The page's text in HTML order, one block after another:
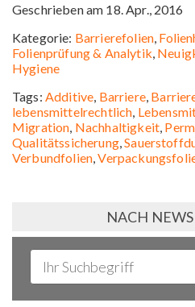
Geschrieben am 18. Apr., 2016
Kategorie: Barrierefolien,
Folienprüfung & Analytik,
Hygiene
Tags: Additive, Barriere,
lebensmittelrechtlich,
Migration, Nachhaltigkeit,
Qualitätssicherung,
Verbundfolien,
NACH